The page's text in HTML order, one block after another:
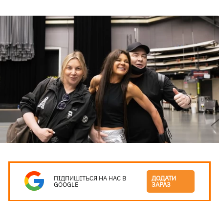
ПІДПИШІТЬСЯ НА НАС В
GOOGLE
ДОДАТИ
ЗАРАЗ